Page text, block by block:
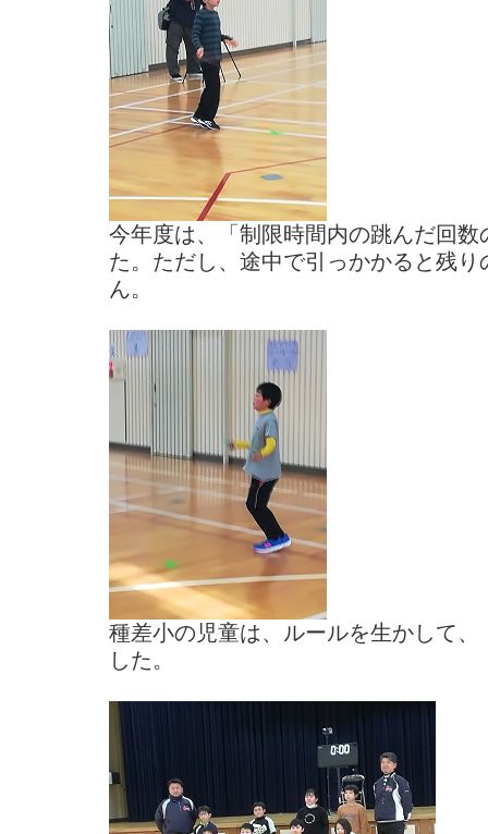
今年度は、「制限時間内の跳んだ回
た。ただし、途中で引っかかると残
ん。
種差小の児童は、ルールを生かして
した。